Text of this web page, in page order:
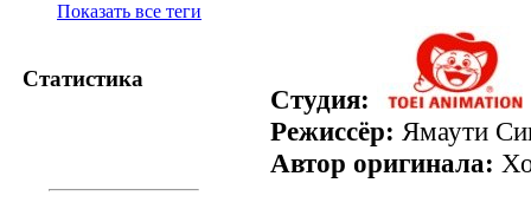
Показать все теги
Статистика
Студия:
Режиссёр: Ямаути
Автор оригинала: